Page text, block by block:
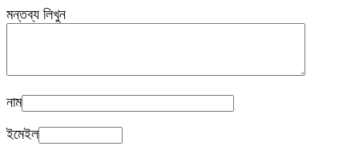
মন্তব্য লিখুন
নাম
ইমেইল